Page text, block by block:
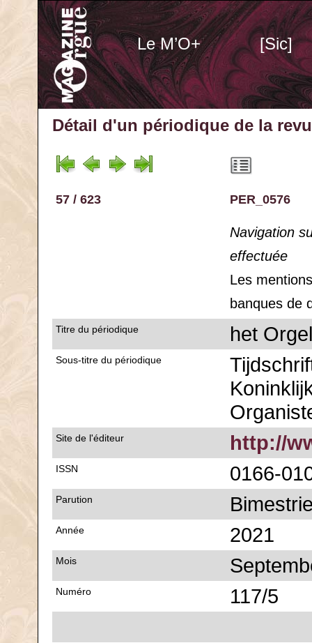
Le M’O+ [Sic]
Détail d'un périodique de la
57 / 623 PER_0576
Navigation
effectuée
Les
banques de
Titre du périodique het Orgel
Sous-titre du périodique
Site de l'éditeur http://
ISSN 0166-
Parution
Année 2021
Mois
Numéro 117/5